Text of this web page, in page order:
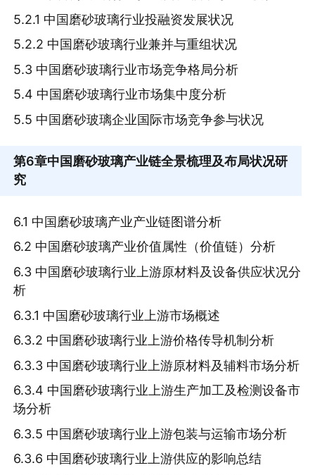
5.2.1 中国磨砂玻璃行业投融资发展状况
5.2.2 中国磨砂玻璃行业兼并与重组状况
5.3 中国磨砂玻璃行业市场竞争格局分析
5.4 中国磨砂玻璃行业市场集中度分析
5.5 中国磨砂玻璃企业国际市场竞争参与状况
第6章中国磨砂玻璃产业链全景梳理及布局状况研
究
6.1 中国磨砂玻璃产业产业链图谱分析
6.2 中国磨砂玻璃产业价值属性（价值链）分析
6.3 中国磨砂玻璃行业上游原材料及设备供应状况分
析
6.3.1 中国磨砂玻璃行业上游市场概述
6.3.2 中国磨砂玻璃行业上游价格传导机制分析
6.3.3 中国磨砂玻璃行业上游原材料及辅料市场分析
6.3.4 中国磨砂玻璃行业上游生产加工及检测设备市
场分析
6.3.5 中国磨砂玻璃行业上游包装与运输市场分析
6.3.6 中国磨砂玻璃行业上游供应的影响总结